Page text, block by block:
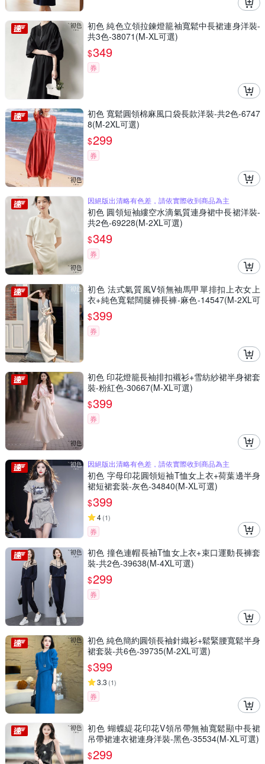
初色 純色立領拉鍊燈籠袖寬鬆中長裙連身洋裝-
共3色-38071(M-XL可選)
$349
券
初色 寬鬆圓領棉麻風口袋長款洋裝-共2色-6747
8(M-2XL可選)
$299
券
因絕版出清略有色差，請依實際收到商品為主
初色 圓領短袖縷空水滴氣質連身裙中長裙洋裝-
共2色-69228(M-2XL可選)
$349
券
初色 法式氣質風V領無袖馬甲單排扣上衣女上
衣+純色寬鬆闊腿褲長褲-麻色-14547(M-2XL可
選)
$399
券
初色 印花燈籠長袖排扣襯衫+雪紡紗裙半身裙套
裝-粉紅色-30667(M-XL可選)
$399
券
因絕版出清略有色差，請依實際收到商品為主
初色 字母印花圓領短袖T恤女上衣+荷葉邊半身
裙短裙套裝-灰色-34840(M-XL可選)
$399
4(1)
券
初色 撞色連帽長袖T恤女上衣+束口運動長褲套
裝-共2色-39638(M-4XL可選)
$299
券
初色 純色簡約圓領長袖針織衫+鬆緊腰寬鬆半身
裙套裝-共6色-39735(M-2XL可選)
$399
3.3 (1)
券
初色 蝴蝶緹花印花V領吊帶無袖寬鬆顯中長裙
吊帶裙連衣裙連身洋裝-黑色-35534(M-XL可選)
$299